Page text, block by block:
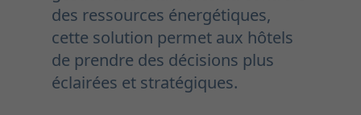
des ressources énergétiques,
cette solution permet aux hôtels
de prendre des décisions plus
éclairées et stratégiques.